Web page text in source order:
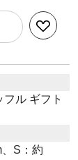
ル ギフト
S：約